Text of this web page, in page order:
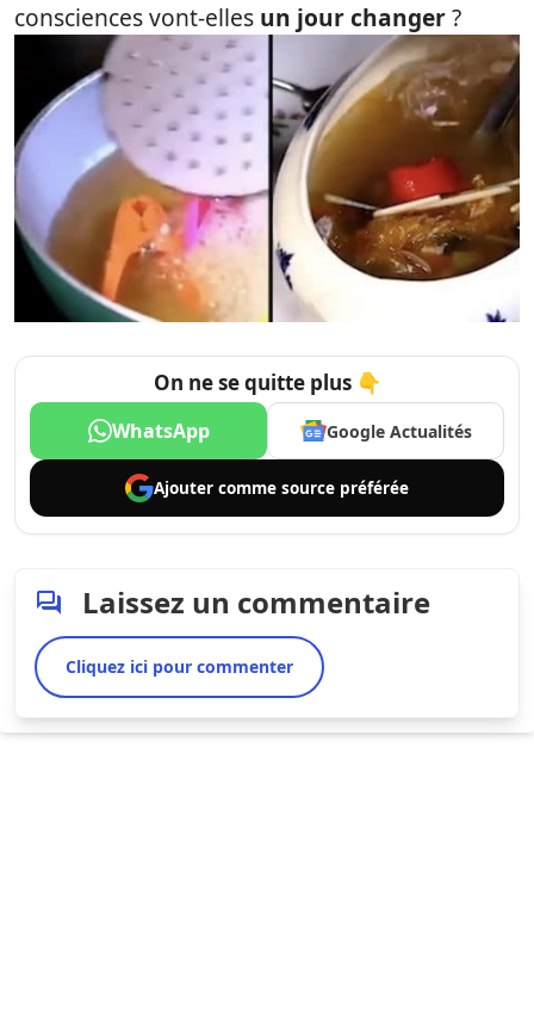
consciences vont-elles un jour changer?
On ne se quitte plus 👇
WhatsApp Google Actualités
Ajouter comme source préférée
Laissez un commentaire
Cliquez ici pour commenter